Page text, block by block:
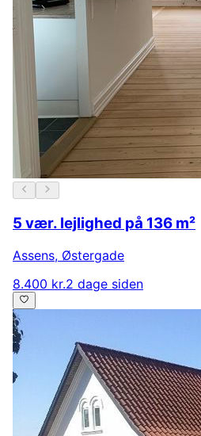
5 vær. lejlighed på 136 m²
Assens, Østergade
8.400 kr.2 dage siden